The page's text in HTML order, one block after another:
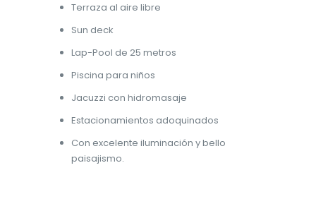
Terraza al aire libre
Sun deck
Lap-Pool de 25 metros
Piscina para niños
Jacuzzi con hidromasaje
Estacionamientos adoquinados
Con excelente iluminación y bello
paisajismo.